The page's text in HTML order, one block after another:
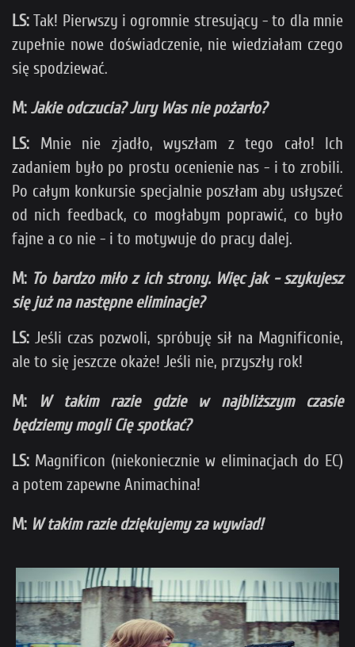
LS:Tak! Pierwszy i ogromnie stresujący - to dla mnie
zupełnie nowe doświadczenie, nie wiedziałam czego
się spodziewać.
M: Jakie odczucia? Jury Was nie pożarło?
LS: Mnie nie zjadło, wyszłam z tego cało! Ich
zadaniem było po prostu ocenienie nas - i to zrobili.
Po całym konkursie specjalnie poszłam aby usłyszeć
od nich feedback, co mogłabym poprawić, co było
fajne a co nie - i to motywuje do pracy dalej.
M: To bardzo miło z ich strony. Więc jak - szykujesz
się już na następne eliminacje?
LS:Jeśli czas pozwoli, spróbuję sił na Magnificonie,
ale to się jeszcze okaże! Jeśli nie, przyszły rok!
M: W takim razie gdzie w najbliższym czasie
będziemy mogli Cię spotkać?
LS: Magnificon (niekoniecznie w eliminacjach do EC)
a potem zapewne Animachina!
M: W takim razie dziękujemy za wywiad!